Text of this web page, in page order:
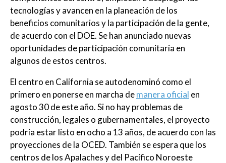
tecnologías y avancen en la planeación de los
beneficios comunitarios y la participación de la gente,
de acuerdo con el DOE. Se han anunciado nuevas
oportunidades de participación comunitaria en
algunos de estos centros.
El centro en California se autodenominó como el
primero en ponerse en marcha demanera oficial en
agosto 30 de este año. Si no hay problemas de
construcción, legales o gubernamentales, el proyecto
podría estar listo en ocho a 13 años, de acuerdo con las
proyecciones de la OCED. También se espera que los
centros de los Apalaches y del Pacífico Noroeste